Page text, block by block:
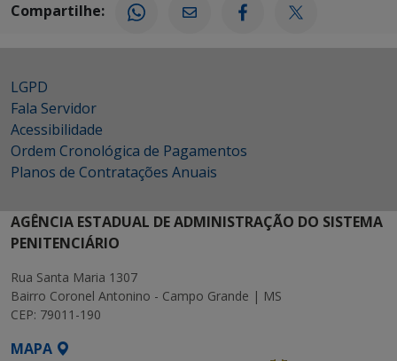
Compartilhe:
LGPD
Fala Servidor
Acessibilidade
Ordem Cronológica de Pagamentos
Planos de Contratações Anuais
AGÊNCIA ESTADUAL DE ADMINISTRAÇÃO DO SISTEMA
PENITENCIÁRIO
Rua Santa Maria 1307
Bairro Coronel Antonino - Campo Grande | MS
CEP: 79011-190
MAPA